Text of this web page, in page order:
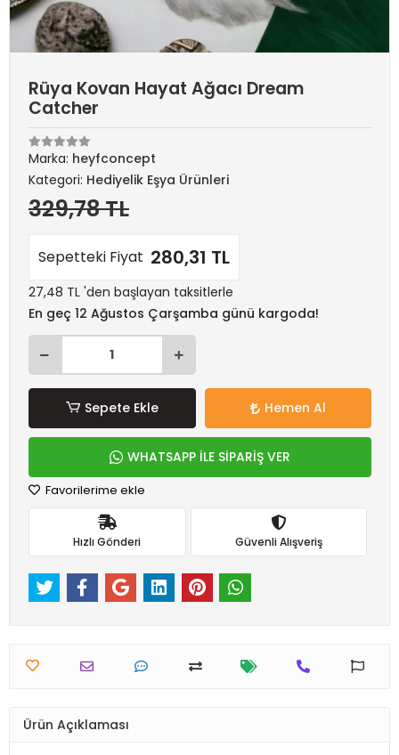
Rüya Kovan Hayat Ağacı Dream
Catcher
Marka: heyfconcept
Kategori: Hediyelik Eşya Ürünleri
329,78 TL
Sepetteki Fiyat 280,31 TL
27,48 TL 'den başlayan taksitlerle
En geç 12 Ağustos Çarşamba günü kargoda!
Sepete Ekle Hemen Al
WHATSAPP İLE SİPARİŞ VER
Favorilerime ekle
Hızlı Gönderi Güvenli Alışveriş
Ürün Açıklaması